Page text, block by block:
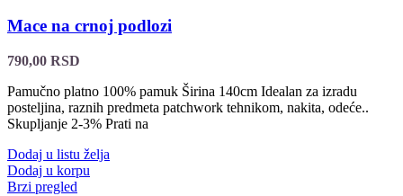
Mace na crnoj podlozi
790,00 RSD
Pamučno platno 100% pamuk Širina 140cm Idealan za izradu
posteljina, raznih predmeta patchwork tehnikom, nakita, odeće..
Skupljanje 2-3% Prati na
Dodaj u listu želja
Dodaj u korpu
Brzi pregled